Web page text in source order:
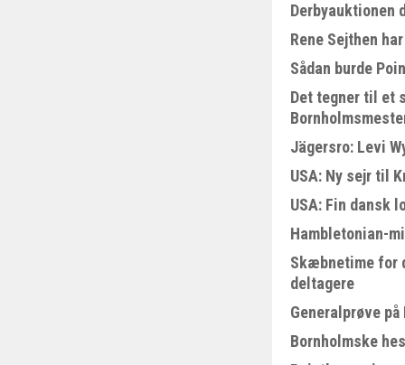
Derbyauktionen
Rene Sejthen
Sådan burde
Det tegner til et
Jägersro: Levi
USA: Ny sejr til
USA: Fin dansk
Hambletonian-
Skæbnetime for
deltagere
Generalprøve
Bornholmske